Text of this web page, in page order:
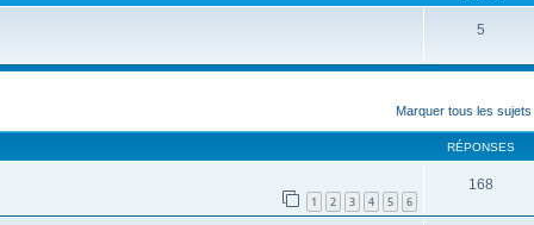
5
Marquer tous les
RÉPONSES
1 2 3 4 5 6
168